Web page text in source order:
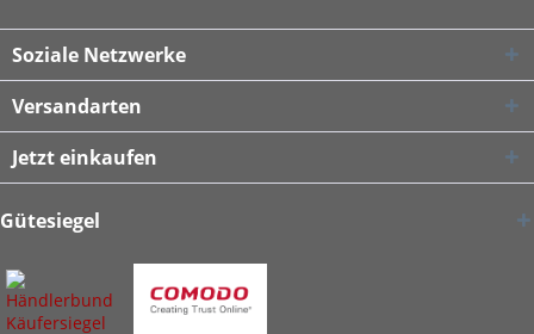
Soziale Netzwerke
Versandarten
Jetzt einkaufen
Gütesiegel